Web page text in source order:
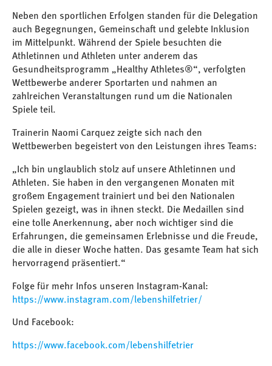
Neben den sportlichen Erfolgen standen für die Delegation
auch Begegnungen, Gemeinschaft und gelebte Inklusion
im Mittelpunkt. Während der Spiele besuchten die
Athletinnen und Athleten unter anderem das
Gesundheitsprogramm „Healthy Athletes®“, verfolgten
Wettbewerbe anderer Sportarten und nahmen an
zahlreichen Veranstaltungen rund um die Nationalen
Spiele teil.
Trainerin Naomi Carquez zeigte sich nach den
Wettbewerben begeistert von den Leistungen ihres Teams:
„Ich bin unglaublich stolz auf unsere Athletinnen und
Athleten. Sie haben in den vergangenen Monaten mit
großem Engagement trainiert und bei den Nationalen
Spielen gezeigt, was in ihnen steckt. Die Medaillen sind
eine tolle Anerkennung, aber noch wichtiger sind die
Erfahrungen, die gemeinsamen Erlebnisse und die Freude,
die alle in dieser Woche hatten. Das gesamte Team hat sich
hervorragend präsentiert.“​
Folge für mehr Infos unseren Instagram-Kanal:
https://www.instagram.com/lebenshilfetrier/
Und Facebook:
https://www.facebook.com/lebenshilfetrier